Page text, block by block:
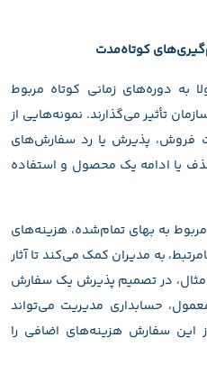
کوتاه‌مدت
به دوره‌های زمانی کوتاه مربوط
تأثیر می‌گذارند. نمونه‌هایی از
فروش، پذیرش یا رد سفارش‌های
یا ادامه یک محصول و استفاده
مربوط به بهای تمام‌شده، هزینه‌های
به مدیران کمک می‌کند تا آثار
مثال، در تصمیم پذیرش یک سفارش
حسابداری مدیریت می‌تواند
این سفارش هزینه‌های اضافی را